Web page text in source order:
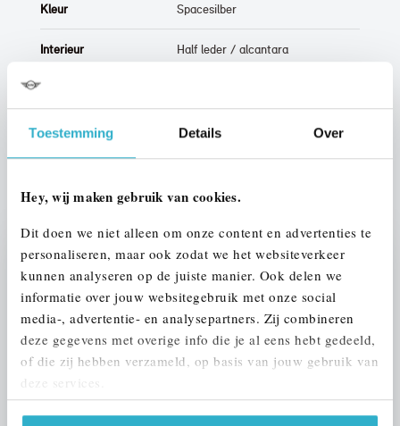
Toestemming Details Over
Hey, wij maken gebruik van cookies.
Dit doen we niet alleen om onze content en advertenties te
personaliseren, maar ook zodat we het websiteverkeer
kunnen analyseren op de juiste manier. Ook delen we
informatie over jouw websitegebruik met onze social
media-, advertentie- en analysepartners. Zij combineren
deze gegevens met overige info die je al eens hebt gedeeld,
of die zij hebben verzameld, op basis van jouw gebruik van
deze services.
Stap 1 van 3
UW AUTO INRUILEN?
Kleur Spacesilber
Interieur Half leder / alcantara